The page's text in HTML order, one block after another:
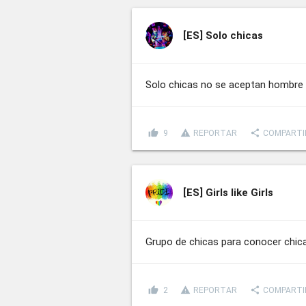
[ES] Solo chicas
Solo chicas no se aceptan hombre
thumb_up 9 report_problem REPORTAR share
[ES] Girls like Girls
Grupo de chicas para conocer
thumb_up 2 report_problem REPORTAR share